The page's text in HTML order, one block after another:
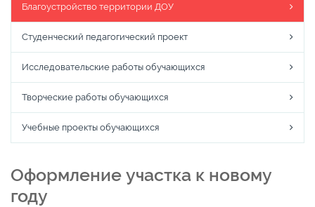
Благоустройство территории ДОУ
Студенческий педагогический проект
Исследовательские работы обучающихся
Творческие работы обучающихся
Учебные проекты обучающихся
Оформление участка к новому
году